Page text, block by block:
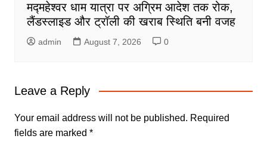
मद्महेश्वर धाम यात्रा पर अग्रिम आदेश तक रोक,
लैंडस्लाइड और ट्रॉली की खराब स्थिति बनी वजह
admin August 7, 2026 0
Leave a Reply
Your email address will not be published. Required
fields are marked *